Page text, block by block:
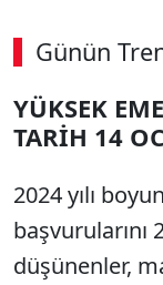
Günün
YÜKSEK
TARİH 14
2024 yılı
başvurularını
düşünenler,